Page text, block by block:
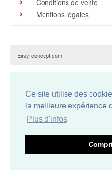
Ce site utilise des
la meilleure expérience
Plus d'infos
Dépôts
Conditions de vente
Mentions légales
Easy-concept.com